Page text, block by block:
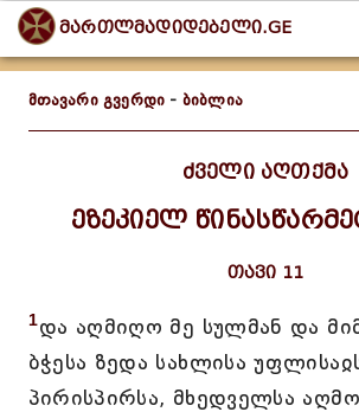
მართლმადიდებელი.GE
მთავარი გვერდი - ბიბლია
ძველი აღთქმა
ეზეკიელ
თავი 11
1და აღმიღო მე სულმან და
ბჭესა ზედა სახლისა
პირისპირსა, მხედველსა